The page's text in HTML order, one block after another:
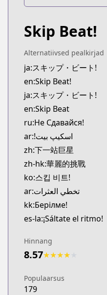
eBookJapan
Kitsu
Kitsu
https://kitsu.app/
MangaUpdates
MangaUpdates
https://
Book☆Walker
Book☆Walker
https://
Official English
Official English
https://
Skip Beat!
Alternatiivsed pealkirjad
ja:スキップ・ビート!
en:Skip Beat!
ja:スキップ・ビート!
en:Skip Beat
ru:Не Сдавайся!
ar:!اسکیپ بیت
zh:下一站巨星
zh-hk:華麗的挑戰
ko:스킵 비트!
ar:تخطي العثرات
kk:Берілме!
es-la:¡Sáltate el ritmo!
Hinnang
8.57★★★★
Populaarsus
179